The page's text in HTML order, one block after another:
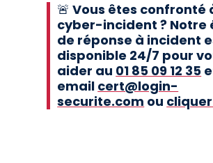
🚨 Vous êtes confronté
cyber-incident ? Notre
de réponse à incident
disponible 24/7 pour
aider au 01 85 09 12 35
email cert@login-
securite.com ou